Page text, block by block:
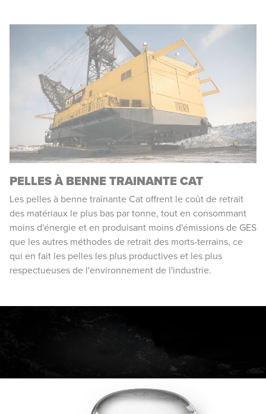
PELLES À BENNE TRAINANTE CAT
Les pelles à benne traînante Cat offrent le coût de retrait
des matériaux le plus bas par tonne, tout en consommant
moins d'énergie et en produisant moins d'émissions de GES
que les autres méthodes de retrait des morts-terrains, ce
qui en fait les pelles les plus productives et les plus
respectueuses de l'environnement de l'industrie.